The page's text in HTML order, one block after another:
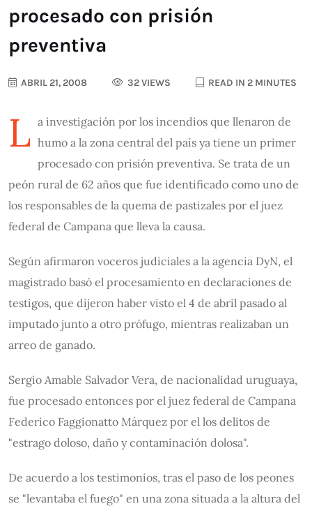
procesado con prisión
preventiva
ABRIL 21, 2008 32 VIEWS READ IN 2 MINUTES
L a investigación por los incendios que llenaron de
humo a la zona central del país ya tiene un primer
procesado con prisión preventiva. Se trata de un
peón rural de 62 años que fue identificado como uno de
los responsables de la quema de pastizales por el juez
federal de Campana que lleva la causa.
Según afirmaron voceros judiciales a la agencia DyN, el
magistrado basó el procesamiento en declaraciones de
testigos, que dijeron haber visto el 4 de abril pasado al
imputado junto a otro prófugo, mientras realizaban un
arreo de ganado.
Sergio Amable Salvador Vera, de nacionalidad uruguaya,
fue procesado entonces por el juez federal de Campana
Federico Faggionatto Márquez por el los delitos de
"estrago doloso, daño y contaminación dolosa".
De acuerdo a los testimonios, tras el paso de los peones
se "levantaba el fuego" en una zona situada a la altura del